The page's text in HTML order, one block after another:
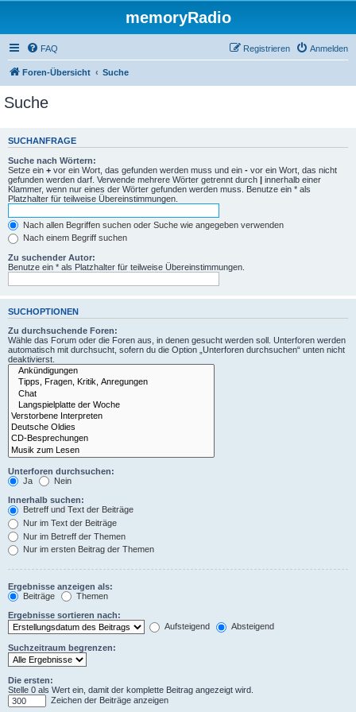
memoryRadio
FAQ Anmelden
Registrieren
Foren-Übersicht Suche
Suche
SUCHANFRAGE
Suche nach Wörtern:
Setze ein + vor ein Wort, das gefunden werden muss und ein - vor ein Wort, das nicht
gefunden werden darf. Verwende mehrere Wörter getrennt durch | innerhalb einer
Klammer, wenn nur eines der Wörter gefunden werden muss. Benutze ein * als
Platzhalter für teilweise Übereinstimmungen.
Nach allen Begriffen suchen oder Suche wie angegeben verwenden
Nach einem Begriff suchen
Zu suchender Autor:
Benutze ein * als Platzhalter für teilweise Übereinstimmungen.
SUCHOPTIONEN
Zu durchsuchende Foren:
Wähle das Forum oder die Foren aus, in denen gesucht werden soll. Unterforen werden
automatisch mit durchsucht, sofern du die Option „Unterforen durchsuchen“ unten nicht
deaktivierst.
Unterforen durchsuchen:
Ja
Nein
Innerhalb suchen:
Betreff und Text der Beiträge
Nur im Text der Beiträge
Nur im Betreff der Themen
Nur im ersten Beitrag der Themen
Ergebnisse anzeigen als:
Beiträge
Themen
Ergebnisse sortieren nach:
Aufsteigend
Absteigend
Suchzeitraum begrenzen:
Die ersten:
Stelle 0 als Wert ein, damit der komplette Beitrag angezeigt wird.
Zeichen der Beiträge anzeigen